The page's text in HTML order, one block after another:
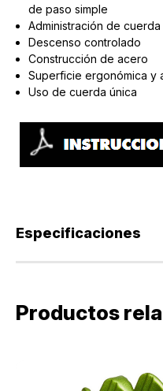
de paso simple
Administración de cuerda
Descenso controlado
Construcción de acero
Superficie ergonómica y
Uso de cuerda única
Especificaciones
Productos